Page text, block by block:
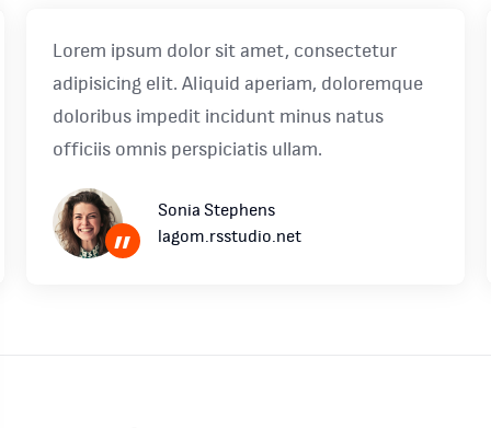
Lorem ipsum dolor sit amet, consectetur
adipisicing elit. Aliquid aperiam, doloremque
doloribus impedit incidunt minus natus
officiis omnis perspiciatis ullam.
”
Sonia Stephens
lagom.rsstudio.net